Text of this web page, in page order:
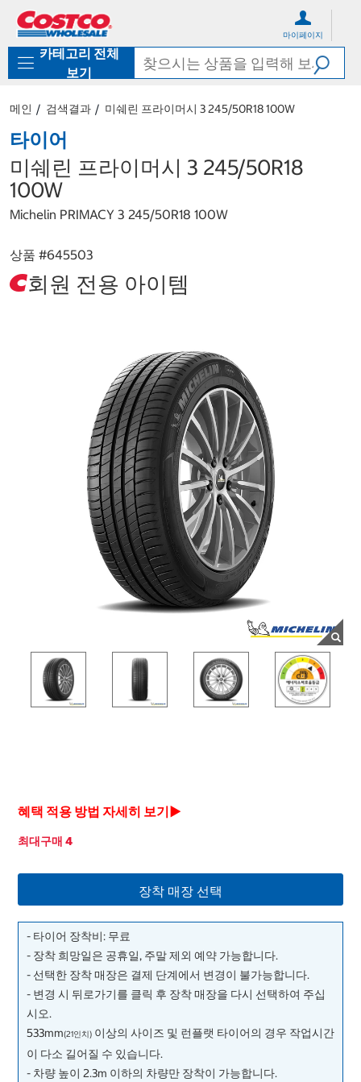
로
기
가
마이페이지
카테고리 전체
보기
메인 검색결과 미쉐린 프라이머시 3 245/50R18 100W
타이어
미쉐린 프라이머시 3 245/50R18
100W
Michelin PRIMACY 3 245/50R18 100W
상품 #645503
회원 전용 아이템
혜택 적용 방법 자세히 보기▶
최대구매 4
장착 매장 선택
- 타이어 장착비: 무료
- 장착 희망일은 공휴일, 주말 제외 예약 가능합니다.
- 선택한 장착 매장은 결제 단계에서 변경이 불가능합니다.
- 변경 시 뒤로가기를 클릭 후 장착 매장을 다시 선택하여 주십
시오.
533mm(21인치) 이상의 사이즈 및 런플랫 타이어의 경우 작업시간
이 다소 길어질 수 있습니다.
- 차량 높이 2.3m 이하의 차량만 장착이 가능합니다.